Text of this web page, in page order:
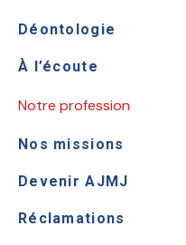
Déontologie
À l’écoute
Notre profession
Nos missions
Devenir AJMJ
Réclamations